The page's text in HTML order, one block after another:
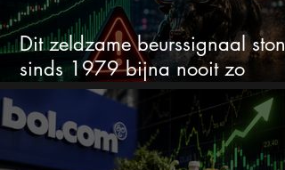
Dit zeldzame beurssignaal stond
sinds 1979 bijna nooit zo
extreem